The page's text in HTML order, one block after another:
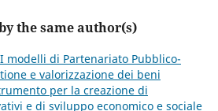
the same author(s)
I modelli di Partenariato Pubblico-
e valorizzazione dei beni
per la creazione di
e di sviluppo economico e sociale